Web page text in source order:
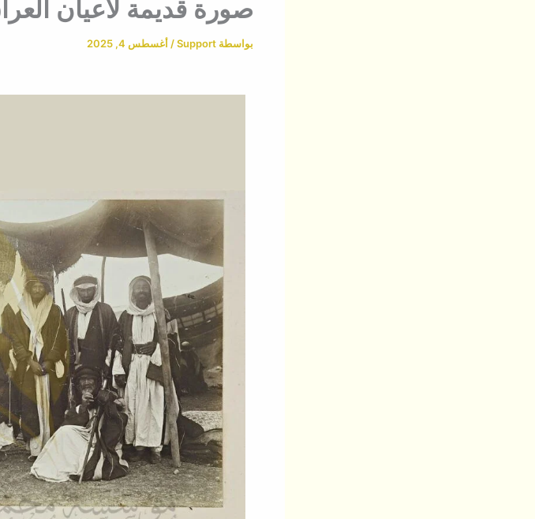
صورة قديمة لأعيان
بواسطة Support
/ أغسطس 4, 2025